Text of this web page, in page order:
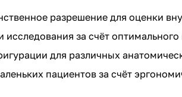
разрешение для оценки
за счёт
для различных
пациентов за счёт